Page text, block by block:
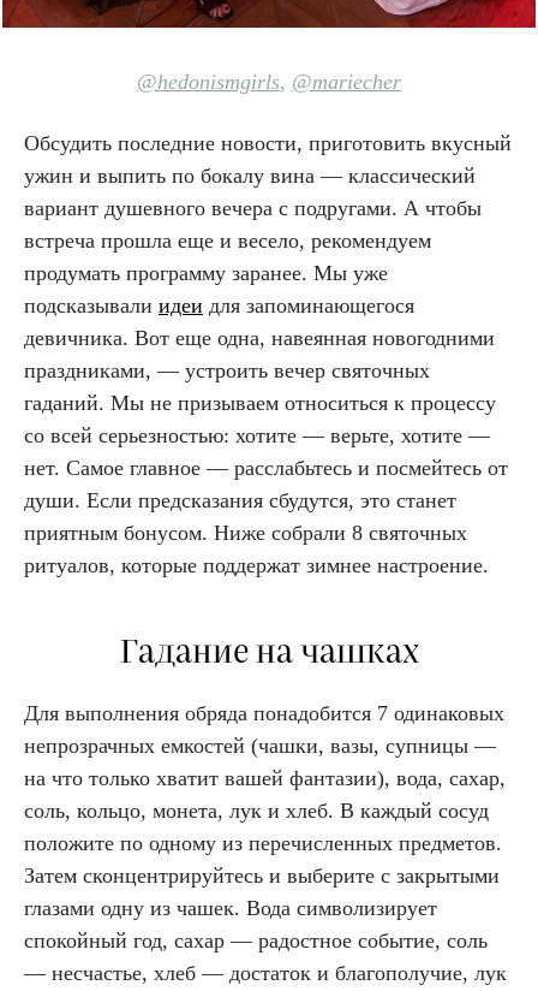
@hedonismgirls, @mariecher
Обсудить последние новости, приготовить вкусный
ужин и выпить по бокалу вина — классический
вариант душевного вечера с подругами. А чтобы
встреча прошла еще и весело, рекомендуем
продумать программу заранее. Мы уже
подсказывали идеи для запоминающегося
девичника. Вот еще одна, навеянная новогодними
праздниками, — устроить вечер святочных
гаданий. Мы не призываем относиться к процессу
со всей серьезностью: хотите — верьте, хотите —
нет. Самое главное — расслабьтесь и посмейтесь от
души. Если предсказания сбудутся, это станет
приятным бонусом. Ниже собрали 8 святочных
ритуалов, которые поддержат зимнее настроение.
Гадание на чашках
Для выполнения обряда понадобится 7 одинаковых
непрозрачных емкостей (чашки, вазы, супницы —
на что только хватит вашей фантазии), вода, сахар,
соль, кольцо, монета, лук и хлеб. В каждый сосуд
положите по одному из перечисленных предметов.
Затем сконцентрируйтесь и выберите с закрытыми
глазами одну из чашек. Вода символизирует
спокойный год, сахар — радостное событие, соль
— несчастье, хлеб — достаток и благополучие, лук